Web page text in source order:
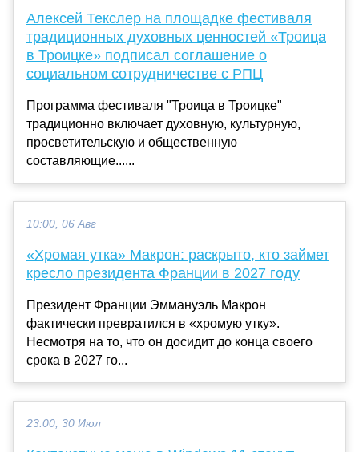
Алексей Текслер на площадке фестиваля
традиционных духовных ценностей «Троица
в Троицке» подписал соглашение о
социальном сотрудничестве с РПЦ
Программа фестиваля "Троица в Троицке"
традиционно включает духовную, культурную,
просветительскую и общественную
составляющие......
10:00, 06 Авг
«Хромая утка» Макрон: раскрыто, кто займет
кресло президента Франции в 2027 году
Президент Франции Эммануэль Макрон
фактически превратился в «хромую утку».
Несмотря на то, что он досидит до конца своего
срока в 2027 го...
23:00, 30 Июл